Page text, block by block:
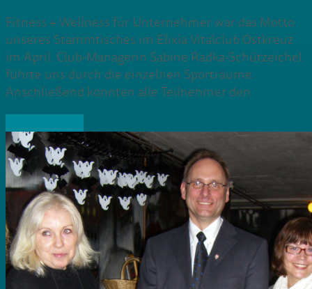
Fitness + Wellness für Unternehmer war das Motto
unseres Stammtisches im Elixia Vitalclub Ostkreuz
im April. Club-Managerin Sabine Radka-Schützeichel
führte uns durch die einzelnen Sporträume.
Anschließend konnten alle Teilnehmer den